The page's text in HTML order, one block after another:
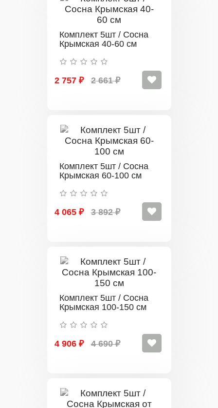
Комплект 5шт / Сосна
Крымская 40-60 см
2 757 ₽ 2 661 ₽
Комплект 5шт / Сосна
Крымская 60-100 см
4 065 ₽ 3 892 ₽
Комплект 5шт / Сосна
Крымская 100-150 см
4 906 ₽ 4 690 ₽